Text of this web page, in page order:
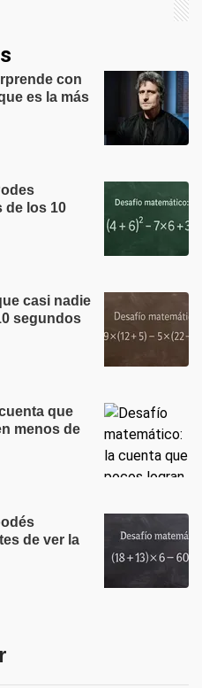
con
es la más
de los 10
casi nadie
segundos
que
menos de
de ver la